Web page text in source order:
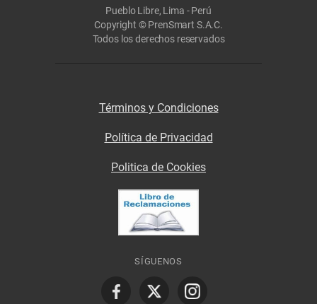
Pueblo Libre, Lima - Perú
Copyright © PrenSmart S.A.C.
Todos los derechos reservados
Términos y Condiciones
Política de Privacidad
Politica de Cookies
SÍGUENOS